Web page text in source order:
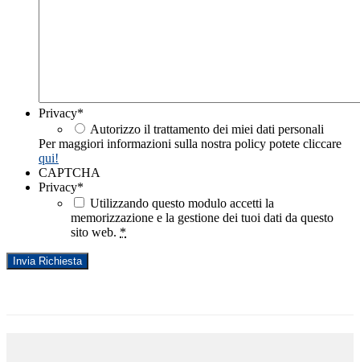
Privacy*
Autorizzo il trattamento dei miei dati personali
Per maggiori informazioni sulla nostra policy potete cliccare
qui!
CAPTCHA
Privacy*
Utilizzando questo modulo accetti la
memorizzazione e la gestione dei tuoi dati da questo
sito web. *